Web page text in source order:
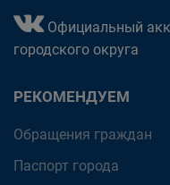
Официальный
городского округа
РЕКОМЕНДУЕМ
Обращения граждан
Паспорт города